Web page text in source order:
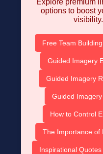
options to boost
visibility.
Free Team
Guided Imagery
Guided Imagery
Guided
How to Control
The Importance of
Inspirational